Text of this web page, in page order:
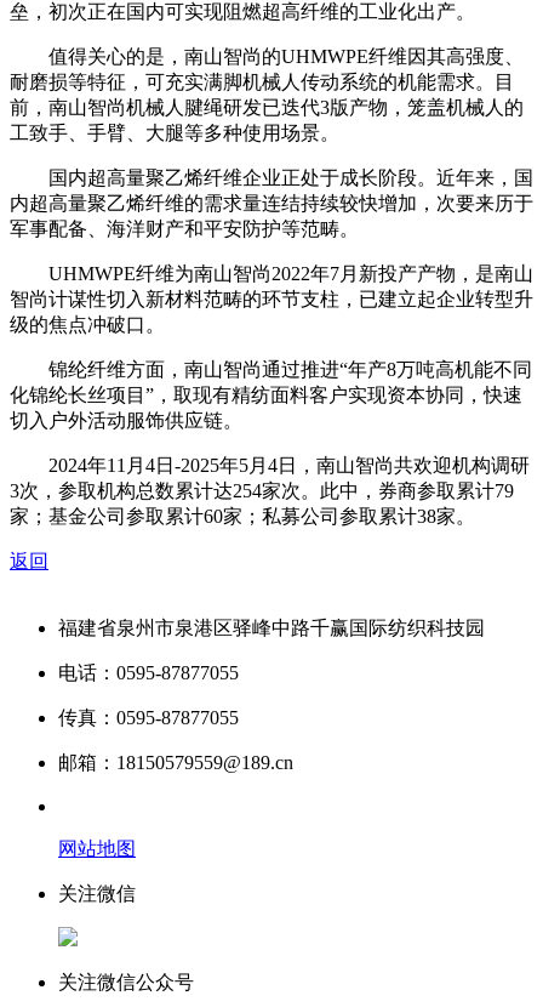
垒，初次正在国内可实现阻燃超高纤维的工业化出产。
值得关心的是，南山智尚的UHMWPE纤维因其高强度、
耐磨损等特征，可充实满脚机械人传动系统的机能需求。目
前，南山智尚机械人腱绳研发已迭代3版产物，笼盖机械人的
工致手、手臂、大腿等多种使用场景。
国内超高量聚乙烯纤维企业正处于成长阶段。近年来，国
内超高量聚乙烯纤维的需求量连结持续较快增加，次要来历于
军事配备、海洋财产和平安防护等范畴。
UHMWPE纤维为南山智尚2022年7月新投产产物，是南山
智尚计谋性切入新材料范畴的环节支柱，已建立起企业转型升
级的焦点冲破口。
锦纶纤维方面，南山智尚通过推进“年产8万吨高机能不同
化锦纶长丝项目”，取现有精纺面料客户实现资本协同，快速
切入户外活动服饰供应链。
2024年11月4日-2025年5月4日，南山智尚共欢迎机构调研
3次，参取机构总数累计达254家次。此中，券商参取累计79
家；基金公司参取累计60家；私募公司参取累计38家。
返回
福建省泉州市泉港区驿峰中路千赢国际纺织科技园
电话：0595-87877055
传真：0595-87877055
邮箱：18150579559@189.cn
网站地图
关注微信
关注微信公众号